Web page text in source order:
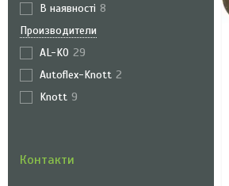
В наявності 8
Производители
AL-KO 29
Autoflex-Knott 2
Knott 9
Контакти